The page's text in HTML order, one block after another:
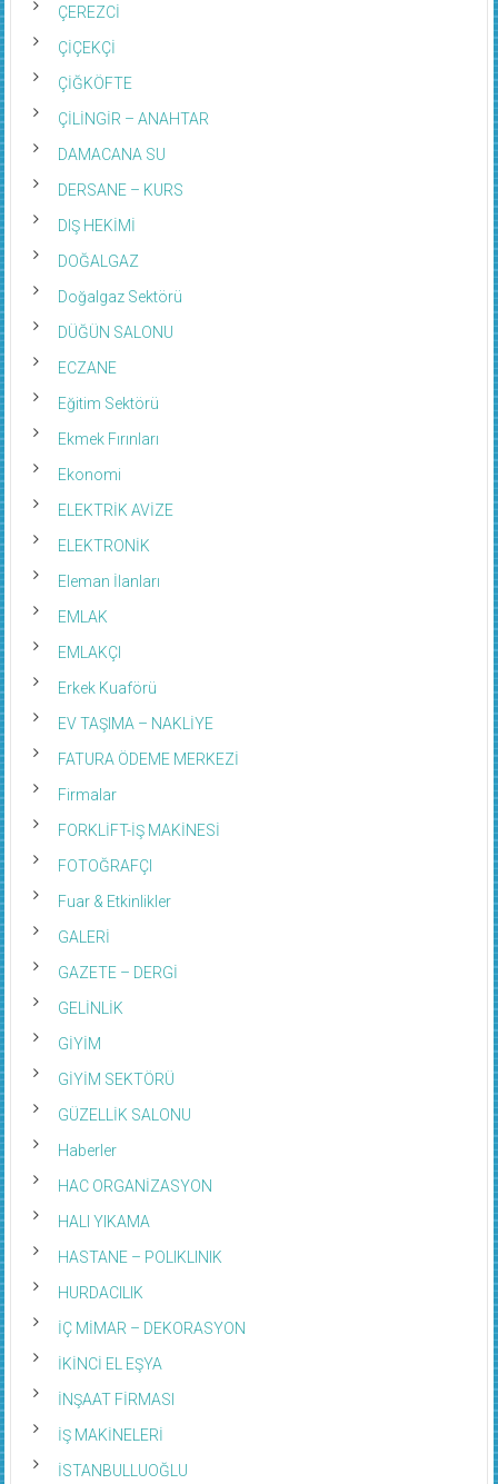
ÇEREZCİ
ÇİÇEKÇİ
ÇİĞKÖFTE
ÇİLİNGİR – ANAHTAR
DAMACANA SU
DERSANE – KURS
DIŞ HEKİMİ
DOĞALGAZ
Doğalgaz Sektörü
DÜĞÜN SALONU
ECZANE
Eğitim Sektörü
Ekmek Fırınları
Ekonomi
ELEKTRİK AVİZE
ELEKTRONİK
Eleman İlanları
EMLAK
EMLAKÇI
Erkek Kuaförü
EV TAŞIMA – NAKLİYE
FATURA ÖDEME MERKEZİ
Firmalar
FORKLİFT-İŞ MAKİNESİ
FOTOĞRAFÇI
Fuar & Etkinlikler
GALERİ
GAZETE – DERGİ
GELİNLİK
GİYİM
GİYİM SEKTÖRÜ
GÜZELLİK SALONU
Haberler
HAC ORGANİZASYON
HALI YIKAMA
HASTANE – POLIKLINIK
HURDACILIK
İÇ MİMAR – DEKORASYON
İKİNCİ EL EŞYA
İNŞAAT FİRMASI
İŞ MAKİNELERİ
İSTANBULLUOĞLU